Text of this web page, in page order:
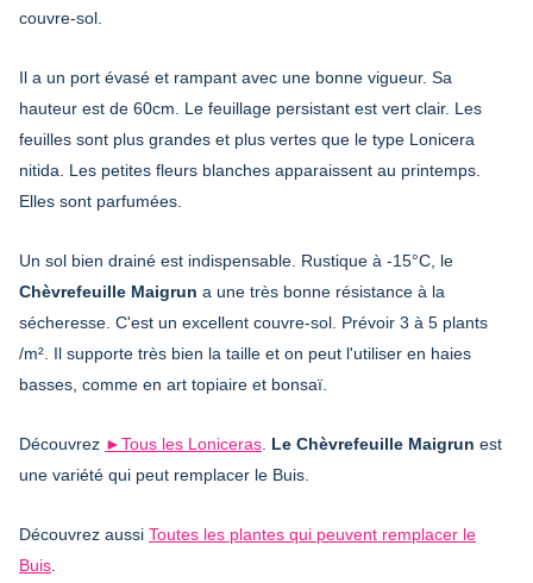
couvre-sol.
Il a un port évasé et rampant avec une bonne vigueur. Sa
hauteur est de 60cm. Le feuillage persistant est vert clair. Les
feuilles sont plus grandes et plus vertes que le type Lonicera
nitida. Les petites fleurs blanches apparaissent au printemps.
Elles sont parfumées.
Un sol bien drainé est indispensable. Rustique à -15°C, le
Chèvrefeuille Maigrun a une très bonne résistance à la
sécheresse. C'est un excellent couvre-sol. Prévoir 3 à 5 plants
/m². Il supporte très bien la taille et on peut l'utiliser en haies
basses, comme en art topiaire et bonsaï.
Découvrez ►Tous les Loniceras Le Chèvrefeuille Maigrun est
une variété qui peut remplacer le Buis.
Découvrez aussi Toutes les plantes qui peuvent remplacer le
Buis